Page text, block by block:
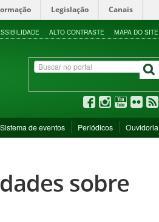
Legislação Canais
ALTO CONTRASTE MAPA DO SITE
Sistema de eventos Periódicos Ouvidoria
sobre